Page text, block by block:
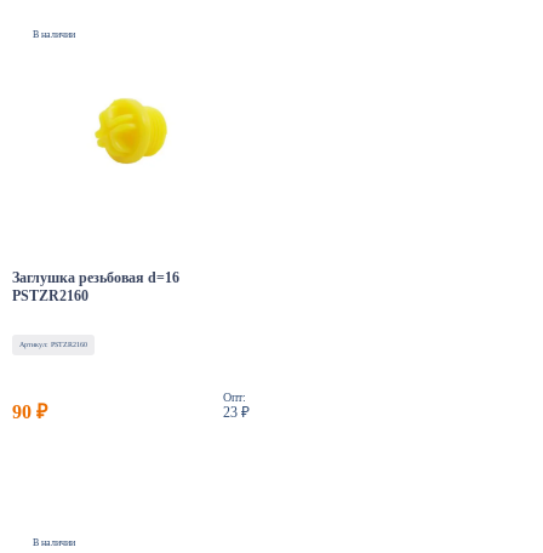
В наличии
Заглушка резьбовая d=16
PSTZR2160
Артикул: PSTZR2160
90 ₽
Опт:
23 ₽
В наличии